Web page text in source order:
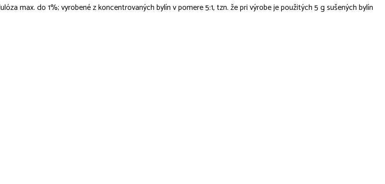
max. do 1%; vyrobené z koncentrovaných bylín v pomere 5:1, tzn. že pri výrobe je použitých 5 g sušených bylín